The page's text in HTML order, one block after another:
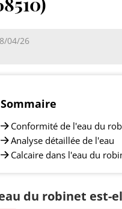
04/26
Sommaire
Conformité de l'eau du
Analyse détaillée de l'eau
Calcaire dans l'eau du
du robinet est-